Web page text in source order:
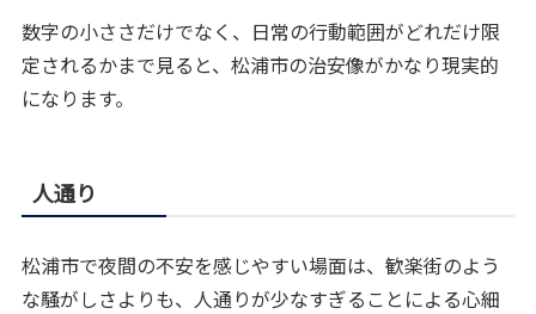
数字の小ささだけでなく、日常の行動範囲がどれだけ限
定されるかまで見ると、松浦市の治安像がかなり現実的
になります。
人通り
松浦市で夜間の不安を感じやすい場面は、歓楽街のよう
な騒がしさよりも、人通りが少なすぎることによる心細